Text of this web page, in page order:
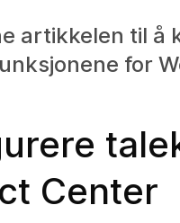
artikkelen til å
for
Center